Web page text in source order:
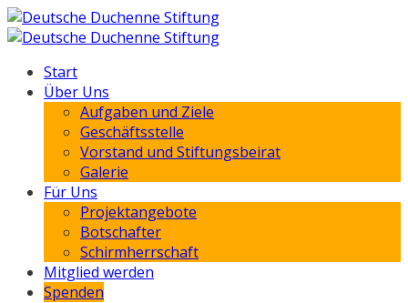
Start
Über Uns
Aufgaben und Ziele
Geschäftsstelle
Vorstand und Stiftungsbeirat
Galerie
Für Uns
Projektangebote
Botschafter
Schirmherrschaft
Mitglied werden
Spenden